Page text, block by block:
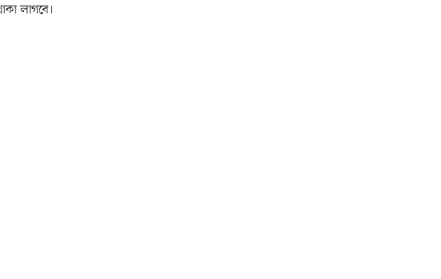
লাগবে।